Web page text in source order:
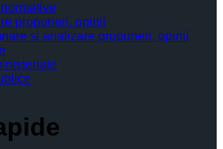
propuneri, opinii
si analizare propuneri, opinii